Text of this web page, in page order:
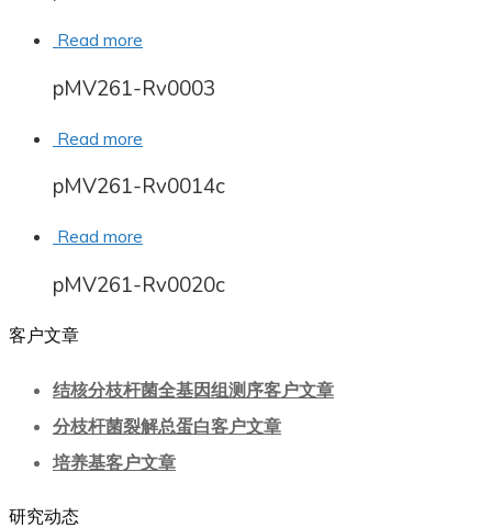
Read more
pMV261-Rv0003
Read more
pMV261-Rv0014c
Read more
pMV261-Rv0020c
客户文章
结核分枝杆菌全基因组测序客户文章
分枝杆菌裂解总蛋白客户文章
培养基客户文章
研究动态